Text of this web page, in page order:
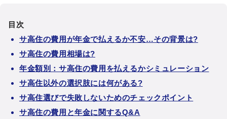
目次
サ高住の費用が年金で払えるか不安…その背景は?
サ高住の費用相場は?
年金額別：サ高住の費用を払えるかシミュレーション
サ高住以外の選択肢には何がある?
サ高住選びで失敗しないためのチェックポイント
サ高住の費用と年金に関するQ&A